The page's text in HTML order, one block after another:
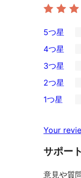
17
5-
星
レ
ビ
ー
5つ星
4-
星
レ
ュ
ー
4つ星
0
3-
星
ビ
ュ
3つ星
2-
レ
ビ
2つ星
星
レ
1つ星
Your
サポート
意見や質